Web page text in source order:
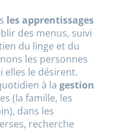
les apprentissages
des menus, suivi
du linge et du
les personnes
elles le désirent.
à la gestion
(la famille, les
dans les
recherche